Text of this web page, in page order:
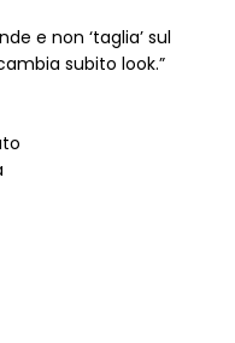
e non ‘taglia’ sul
subito look.”